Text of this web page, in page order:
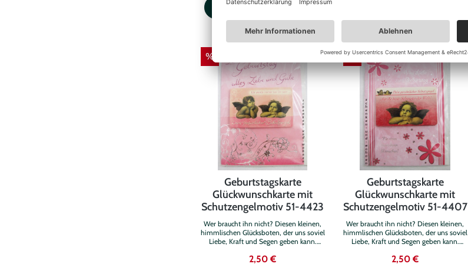
Spruch, zur individuellen Verwendung.
Die Karte selbst besitzt keinen Innentext
besteht aus: 1 Klappkarte und 1weißen
Briefumschlag, Spruch: Dein
persönlicher Schutzengel ... wünscht Dir
viel Humor, damit Dein Leben immer
voll Freude ist...
WARENKORB
besteht aus: 1 Klappkarte und 1weißen
Briefumschlag, Spruch: Dein
persönlicher Schutzengel ... wird Dich
auf die vielen schönen und bunten
Seiten des Lebens begleiten...
%
Geburtstagskarte
Glückwunschkarte mit
Schutzengelmotiv 51-4423
Wer braucht ihn nicht? Diesen kleinen,
himmlischen Glücksboten, der uns soviel
Liebe, Kraft und Segen geben kann.
gefertigte Glückwunschkarte zum
2,50 €
%
Geburtstagskarte
Glückwunschkarte mit
Schutzengelmotiv 51-4407
Wer braucht ihn nicht? Diesen kleinen,
himmlischen Glücksboten, der uns soviel
Liebe, Kraft und Segen geben kann.
gefertigte Glückwunschkarte zum
2,50 €